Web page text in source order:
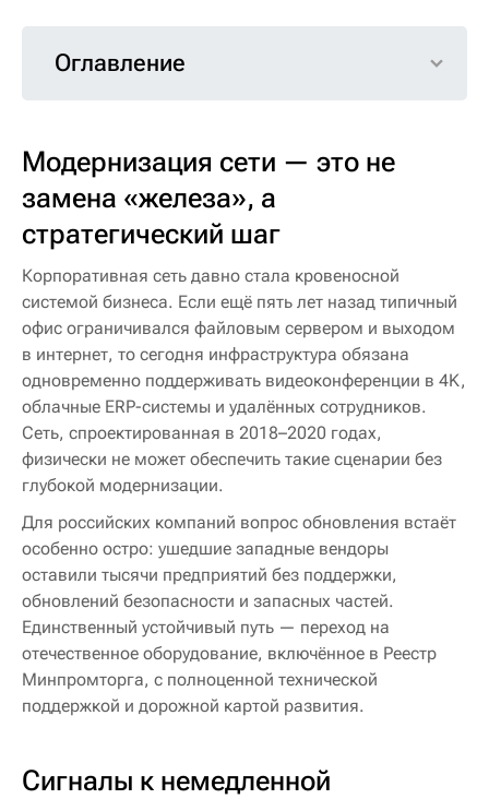
Оглавление
Модернизация сети — это не
замена «железа», а
стратегический шаг
Корпоративная сеть давно стала кровеносной
системой бизнеса. Если ещё пять лет назад типичный
офис ограничивался файловым сервером и выходом
в интернет, то сегодня инфраструктура обязана
одновременно поддерживать видеоконференции в 4K,
облачные ERP-системы и удалённых сотрудников.
Сеть, спроектированная в 2018–2020 годах,
физически не может обеспечить такие сценарии без
глубокой модернизации.
Для российских компаний вопрос обновления встаёт
особенно остро: ушедшие западные вендоры
оставили тысячи предприятий без поддержки,
обновлений безопасности и запасных частей.
Единственный устойчивый путь — переход на
отечественное оборудование, включённое в Реестр
Минпромторга, с полноценной технической
поддержкой и дорожной картой развития.
Сигналы к немедленной